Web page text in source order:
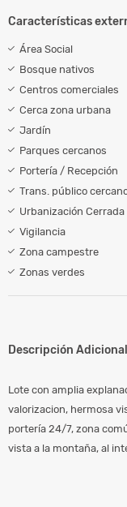
Características
Área Social
Bosque nativos
Centros comerciales
Cerca zona urbana
Jardín
Parques cercanos
Portería / Recepción
Trans. público
Urbanización Cerrada
Vigilancia
Zona campestre
Zonas verdes
Descripción
Lote con amplia
valorizacion, hermosa
portería 24/7, zona
vista a la montaña, al